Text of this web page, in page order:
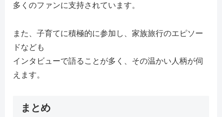
多くのファンに支持されています。
また、子育てに積極的に参加し、家族旅行のエピソー
ドなども
インタビューで語ることが多く、その温かい人柄が伺
えます。
まとめ